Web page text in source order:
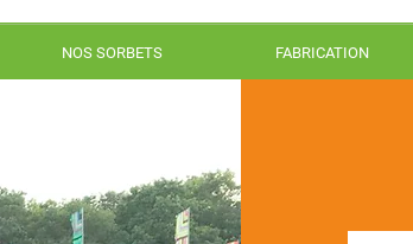
NOS SORBETS FABRICATION